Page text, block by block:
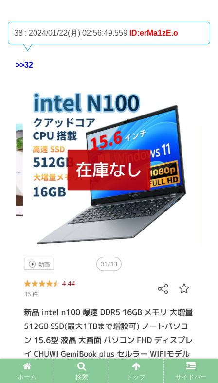
38 : 2024/01/22(月) 02:56:49.559 ID:erMa1zE.o
>>32
ホーム 検索 トップ サイドバー